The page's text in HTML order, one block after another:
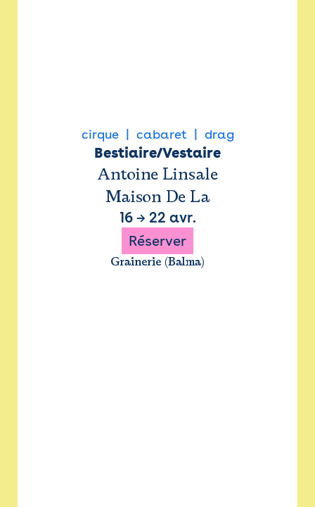
cirque cabaret drag
Bestiaire/Vestaire
Antoine Linsale
Maison De La
16→ 22 avr.
Réserver
Grainerie (Balma)